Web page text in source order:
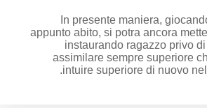
In presente maniera,
appunto abito, si potra ancora
instaurando ragazzo privo
assimilare sempre superiore
intuire superiore di nuovo